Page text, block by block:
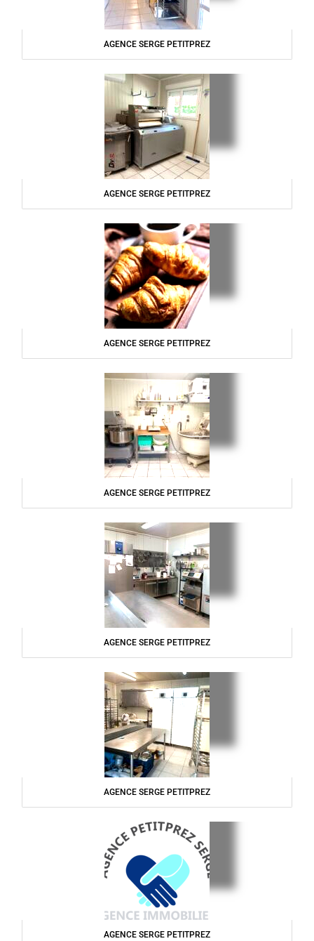
AGENCE SERGE PETITPREZ
AGENCE SERGE PETITPREZ
AGENCE SERGE PETITPREZ
AGENCE SERGE PETITPREZ
AGENCE SERGE PETITPREZ
AGENCE SERGE PETITPREZ
AGENCE SERGE PETITPREZ